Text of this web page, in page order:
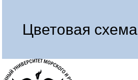
Цветовая схема